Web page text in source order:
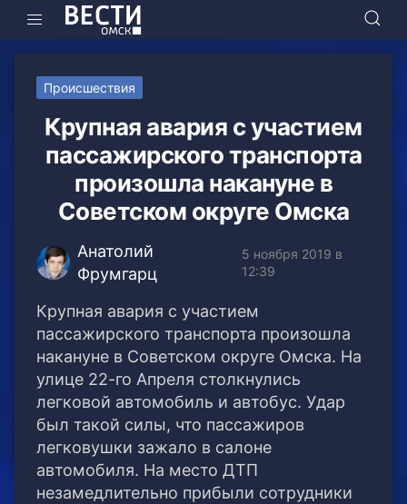
Происшествия
Крупная авария с участием
пассажирского транспорта
произошла накануне в
Советском округе Омска
Анатолий
Фрумгарц
5 ноября 2019 в
12:39
Крупная авария с участием
пассажирского транспорта произошла
накануне в Советском округе Омска. На
улице 22-го Апреля столкнулись
легковой автомобиль и автобус. Удар
был такой силы, что пассажиров
легковушки зажало в салоне
автомобиля. На место ДТП
незамедлительно прибыли сотрудники